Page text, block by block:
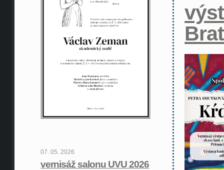
07. 05. 2026
vernisáž salonu UVU 2026